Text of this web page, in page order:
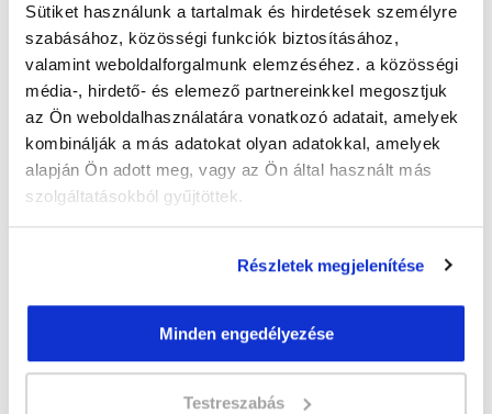
Sütiket használunk a tartalmak és hirdetések személyre
szabásához, közösségi funkciók biztosításához,
valamint weboldalforgalmunk elemzéséhez. a közösségi
média-, hirdető- és elemező partnereinkkel megosztjuk
az Ön weboldalhasználatára vonatkozó adatait, amelyek
kombinálják a más adatokat olyan adatokkal, amelyek
alapján Ön adott meg, vagy az Ön által használt más
szolgáltatásokból gyűjtöttek.
Részletek megjelenítése
Minden engedélyezése
Testreszabás
38 nap az indulásig!
Időtartam:4-5 hónap
Indulás időpontja:2026-09-16
Képzés ára:169 000 Ft
egyösszegű befizetés esetén + minden
hallgatónk részére ajándék Pénztárgép helyes
kezelése tanfolyam 49.990 Ft értékben!
Vizsgadíj:75 000 Ft
Lehet még jelentkezni?Igen
Jelentkezem!